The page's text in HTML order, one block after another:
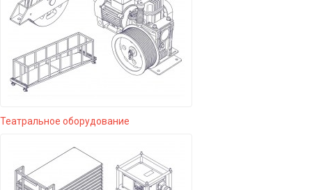
Театральное оборудование